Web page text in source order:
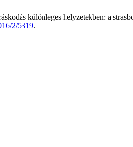
különleges helyzetekben: a
2/5319.